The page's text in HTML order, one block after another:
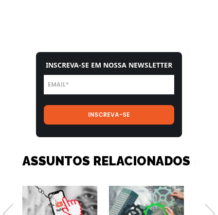
INSCREVA-SE EM NOSSA NEWSLETTER
ASSUNTOS RELACIONADOS